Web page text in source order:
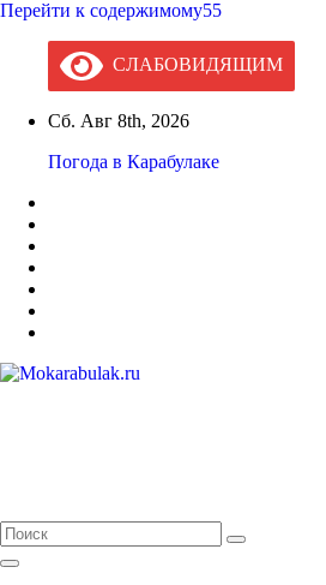
Перейти к содержимому55
СЛАБОВИДЯЩИМ
Сб. Авг 8th, 2026
Погода в Карабулаке